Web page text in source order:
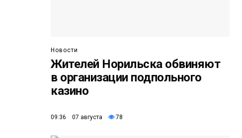
Новости
Жителей Норильска обвиняют
в организации подпольного
казино
09:36 07 августа 78